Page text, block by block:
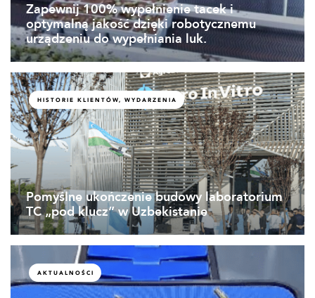
Zapewnij 100% wypełnienie tacek i
optymalną jakość dzięki robotycznemu
urządzeniu do wypełniania luk.
HISTORIE KLIENTÓW, WYDARZENIA
Pomyślne ukończenie budowy laboratorium
TC „pod klucz” w Uzbekistanie
AKTUALNOŚCI